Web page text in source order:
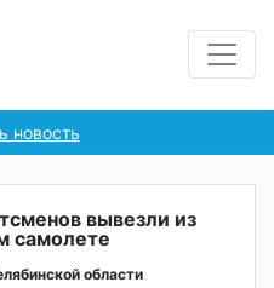
новость
вывезли из
самолете
области